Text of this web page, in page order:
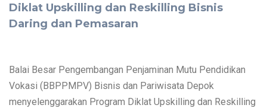
Diklat Upskilling dan Reskilling Bisnis
Daring dan Pemasaran
Balai Besar Pengembangan Penjaminan Mutu Pendidikan
Vokasi (BBPPMPV) Bisnis dan Pariwisata Depok
menyelenggarakan Program Diklat Upskilling dan Reskilling